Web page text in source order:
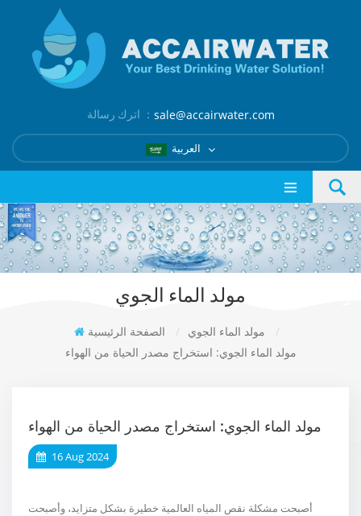
اترك رسالة ： sale@accairwater.com
مولد الماء الجوي
الصفحة الرئيسية / مولد الماء الجوي
/
مولد الماء الجوي: استخراج مصدر الحياة من الهواء
مولد الماء الجوي: استخراج مصدر الحياة من الهواء
16 Aug 2024
أصبحت مشكلة نقص المياه العالمية خطيرة بشكل متزايد، وأصبحت